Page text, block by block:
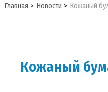
Главная Новости Кожаный
Кожаный